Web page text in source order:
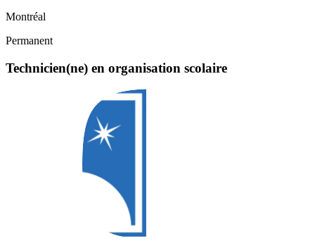
Montréal
Permanent
Technicien(ne) en organisation scolaire